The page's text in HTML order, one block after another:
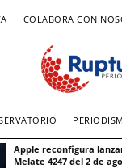
COLABORA CON
Apple reconfigura
Melate 4247 del 2 de